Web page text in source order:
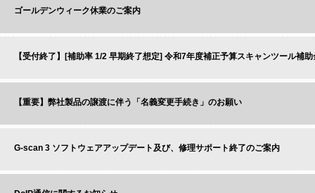
ゴールデンウィーク休業のご案内
【受付終了】[補助率 1/2 早期終了想定] 令和7年度補正予算スキャンツール補
【重要】弊社製品の譲渡に伴う「名義変更手続き」のお願い
G-scan 3 ソフトウェアアップデート及び、修理サポート終了のご案内